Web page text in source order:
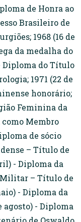
de Honra ao
Brasileiro de
1968 (16 de
da medalha do
Diploma do Título
1971 (22 de
honorário;
Feminina da
como Membro
de sócio
– Título de
- Diploma da
– Título de
- Diploma da
agosto) - Diploma